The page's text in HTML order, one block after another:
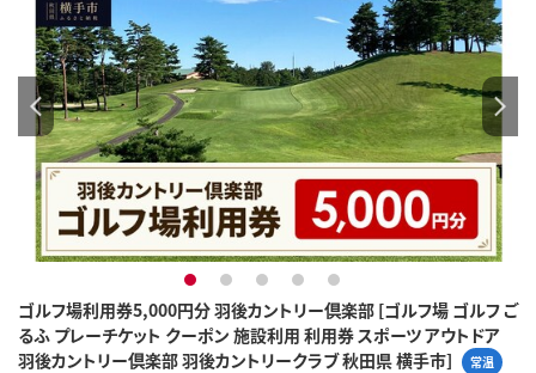
ゴルフ場利用券5,000円分 羽後カントリー倶楽部 [ゴルフ場 ゴルフ ご
るふ プレーチケット クーポン 施設利用 利用券 スポーツ アウトドア
羽後カントリー倶楽部 羽後カントリークラブ 秋田県 横手市]
常温
1 2 3 4 5